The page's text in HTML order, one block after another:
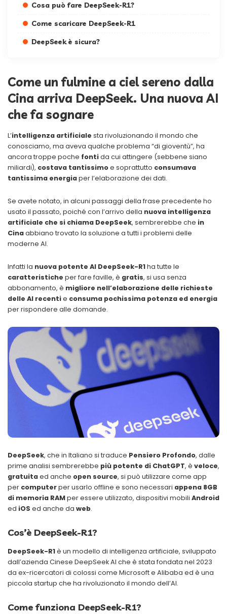
Cosa può fare DeepSeek-R1?
Come scaricare DeepSeek-R1
DeepSeek è sicura?
Come un fulmine a ciel sereno dalla
Cina arriva DeepSeek. Una nuova AI
che fa sognare
L’intelligenza artificiale sta rivoluzionando il mondo che
conosciamo, ma aveva qualche problema “di gioventù”, ha
ancora troppe poche fontida cui attingere (sebbene siano
miliardi), costava tantissimoe soprattutto consumava
tantissima energiaper l’elaborazione dei dati.
Se avete notato, in alcuni passaggi della frase precedente ho
usato il passato, poiché con l’arrivo della nuova intelligenza
artificiale che si chiama DeepSeek, sembrerebbe che in
Cinaabbiano trovato la soluzione a tutti i problemi delle
moderne AI.
Infatti la nuova potente AI DeepSeek-R1ha tutte le
caratteristiche per fare faville, è gratis, si usa senza
abbonamento, è migliore nell’elaborazione delle richieste
delle AI recentie consuma pochissima potenza ed energia
per rispondere alle domande.
DeepSeek, che in Italiano si traduce Pensiero Profondo, dalle
prime analisi sembrerebbe più potente di ChatGPT, è veloce,
gratuitaed anche open source, si può utilizzare come app
per computerper usarlo offline e sono necessari appena 8GB
di memoria RAMper essere utilizzato, dispositivi mobili Android
ed iOS ed anche da web.
Cos’è DeepSeek-R1?
DeepSeek-R1è un modello di intelligenza artificiale, sviluppato
dall’azienda Cinese DeepSeek AI che è stata fondata nel 2023
da ex-ricercatori di colossi come Microsoft e Alibaba ed è una
piccola startup che ha rivoluzionato il mondo dell’AI.
Come funziona DeepSeek-R1?